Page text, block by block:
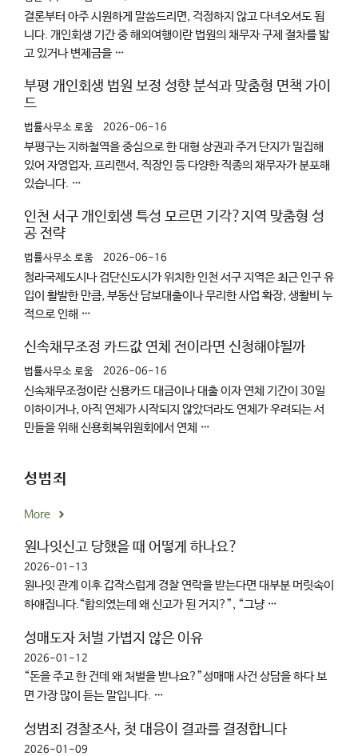
결론부터 아주 시원하게 말씀드리면, 걱정하지 않고 다녀오셔도 됩
니다. 개인회생 기간 중 해외여행이란 법원의 채무자 구제 절차를 밟
고 있거나 변제금을 …
부평 개인회생 법원 보정 성향 분석과 맞춤형 면책 가이
드
법률사무소 로움 2026-06-16
부평구는 지하철역을 중심으로 한 대형 상권과 주거 단지가 밀집해
있어 자영업자, 프리랜서, 직장인 등 다양한 직종의 채무자가 분포해
있습니다. …
인천 서구 개인회생 특성 모르면 기각?지역 맞춤형 성
공 전략
법률사무소 로움 2026-06-16
청라국제도시나 검단신도시가 위치한 인천 서구 지역은 최근 인구 유
입이 활발한 만큼, 부동산 담보대출이나 무리한 사업 확장, 생활비 누
적으로 인해 …
신속채무조정 카드값 연체 전이라면 신청해야될까
법률사무소 로움 2026-06-16
신속채무조정이란 신용카드 대금이나 대출 이자 연체 기간이 30일
이하이거나, 아직 연체가 시작되지 않았더라도 연체가 우려되는 서
민들을 위해 신용회복위원회에서 연체 …
성범죄
More
원나잇신고 당했을 때 어떻게 하나요?
2026-01-13
원나잇 관계 이후 갑작스럽게 경찰 연락을 받는다면 대부분 머릿속이
하얘집니다.“합의였는데 왜 신고가 된 거지?”, “그냥 …
성매도자 처벌 가볍지 않은 이유
2026-01-12
“돈을 주고 한 건데 왜 처벌을 받나요?”성매매 사건 상담을 하다 보
면 가장 많이 듣는 말입니다. …
성범죄 경찰조사, 첫 대응이 결과를 결정합니다
2026-01-09